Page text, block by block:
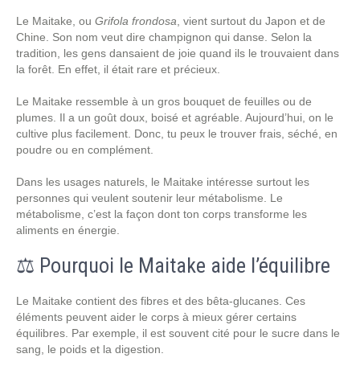
Le Maitake, ou Grifola frondosa , vient surtout du Japon et de
Chine. Son nom veut dire champignon qui danse. Selon la
tradition, les gens dansaient de joie quand ils le trouvaient dans
la forêt. En effet, il était rare et précieux.
Le Maitake ressemble à un gros bouquet de feuilles ou de
plumes. Il a un goût doux, boisé et agréable. Aujourd’hui, on le
cultive plus facilement. Donc, tu peux le trouver frais, séché, en
poudre ou en complément.
Dans les usages naturels, le Maitake intéresse surtout les
personnes qui veulent soutenir leur métabolisme. Le
métabolisme, c’est la façon dont ton corps transforme les
aliments en énergie.
⚖️ Pourquoi le Maitake aide l’équilibre
Le Maitake contient des fibres et des bêta-glucanes. Ces
éléments peuvent aider le corps à mieux gérer certains
équilibres. Par exemple, il est souvent cité pour le sucre dans le
sang, le poids et la digestion.